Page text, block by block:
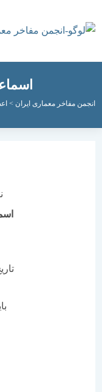
مفاخر معماری ایران > اعضای
نام و
تاریخ
راه